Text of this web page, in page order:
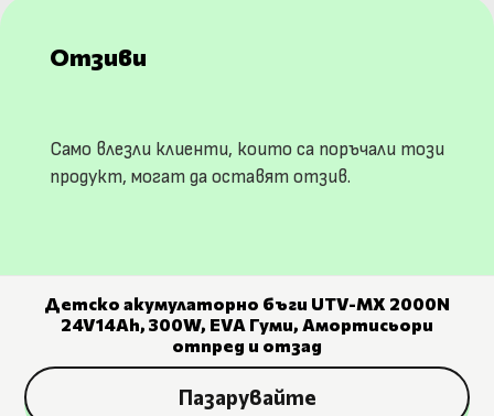
Отзиви
Само влезли клиенти, които са поръчали този
продукт, могат да оставят отзив.
Детско акумулаторно бъги UTV-MX 2000N
24V14Ah, 300W, EVA Гуми, Амортисьори
отпред и отзад
Пазарувайте